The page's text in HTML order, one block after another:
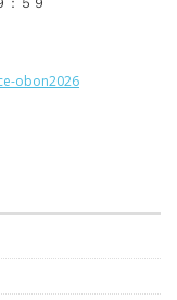
obon2026